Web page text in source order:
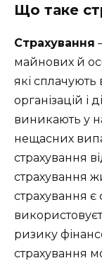
Що таке
Страхування
майнових й
які сплачують
організацій і
виникають у
нещасних
страхування
страхування
страхування
ризику
страхування